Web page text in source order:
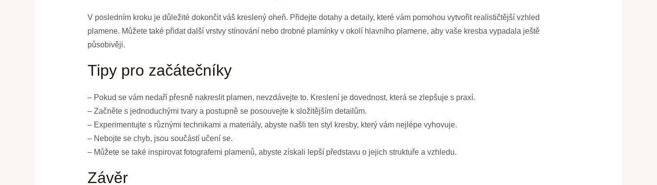
V posledním kroku je důležité dokončit váš kreslený oheň. Přidejte dotahy a detaily, které vám pomohou vytvořit realističtější vzhled
plamene. Můžete také přidat další vrstvy stínování nebo drobné plamínky v okolí hlavního plamene, aby vaše kresba vypadala ještě
působivěji.
Tipy pro začátečníky
– Pokud se vám nedaří přesně nakreslit plamen, nevzdávejte to. Kreslení je dovednost, která se zlepšuje s praxí.
– Začněte s jednoduchými tvary a postupně se posouvejte k složitějším detailům.
– Experimentujte s různými technikami a materiály, abyste našli ten styl kresby, který vám nejlépe vyhovuje.
– Nebojte se chyb, jsou součástí učení se.
– Můžete se také inspirovat fotografemi plamenů, abyste získali lepší představu o jejich struktuře a vzhledu.
Závěr